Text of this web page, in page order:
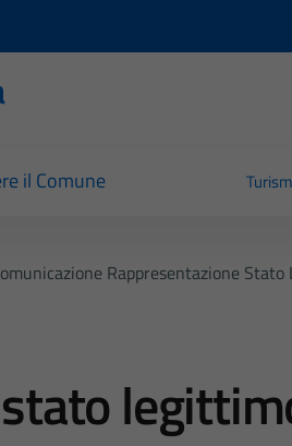
il Comune
Rappresentazione